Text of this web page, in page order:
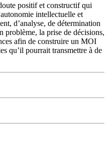
positif et constructif qui
intellectuelle et
d’analyse, de détermination
problème, la prise de décisions,
afin de construire un MOI
qu’il pourrait transmettre à de